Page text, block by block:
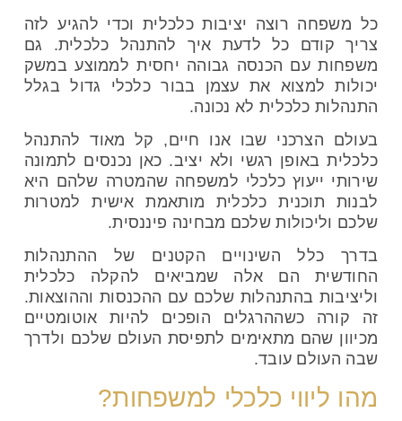
כל משפחה רוצה יציבות כלכלית וכדי להגיע לזה
צריך קודם כל לדעת איך להתנהל כלכלית. גם
משפחות עם הכנסה גבוהה יחסית לממוצע במשק
יכולות למצוא את עצמן בבור כלכלי גדול בגלל
התנהלות כלכלית לא נכונה.
בעולם הצרכני שבו אנו חיים, קל מאוד להתנהל
כלכלית באופן רגשי ולא יציב. כאן נכנסים לתמונה
שירותי ייעוץ כלכלי למשפחה שהמטרה שלהם היא
לבנות תוכנית כלכלית מותאמת אישית למטרות
שלכם וליכולות שלכם מבחינה פיננסית.
בדרך כלל השינויים הקטנים של ההתנהלות
החודשית הם אלה שמביאים להקלה כלכלית
וליציבות בהתנהלות שלכם עם ההכנסות וההוצאות.
זה קורה כשההרגלים הופכים להיות אוטומטיים
מכיוון שהם מתאימים לתפיסת העולם שלכם ולדרך
שבה העולם עובד.
מהו ליווי כלכלי למשפחות?